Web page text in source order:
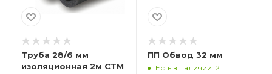
Труба 28/6 мм
изоляционная 2м СТМ
ПП Обвод 32 мм
Есть в наличии: 2